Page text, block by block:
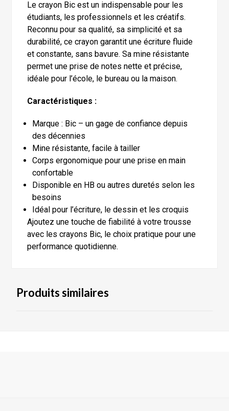
Le crayon Bic est un indispensable pour les
étudiants, les professionnels et les créatifs.
Reconnu pour sa qualité, sa simplicité et sa
durabilité, ce crayon garantit une écriture fluide
et constante, sans bavure. Sa mine résistante
permet une prise de notes nette et précise,
idéale pour l’école, le bureau ou la maison.
Caractéristiques :
Marque : Bic – un gage de confiance depuis
des décennies
Mine résistante, facile à tailler
Corps ergonomique pour une prise en main
confortable
Disponible en HB ou autres duretés selon les
besoins
Idéal pour l’écriture, le dessin et les croquis
Ajoutez une touche de fiabilité à votre trousse
avec les crayons Bic, le choix pratique pour une
performance quotidienne.
Produits similaires